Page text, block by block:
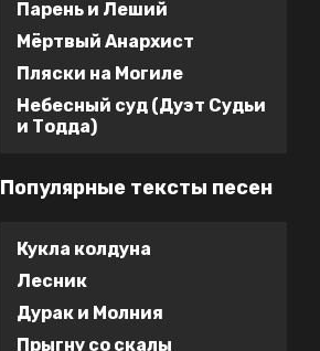
Парень и Леший
Мёртвый Анархист
Пляски на Могиле
Небесный суд (Дуэт Судьи
и Тодда)
Популярные тексты песен
Кукла колдуна
Лесник
Дурак и Молния
Прыгну со скалы